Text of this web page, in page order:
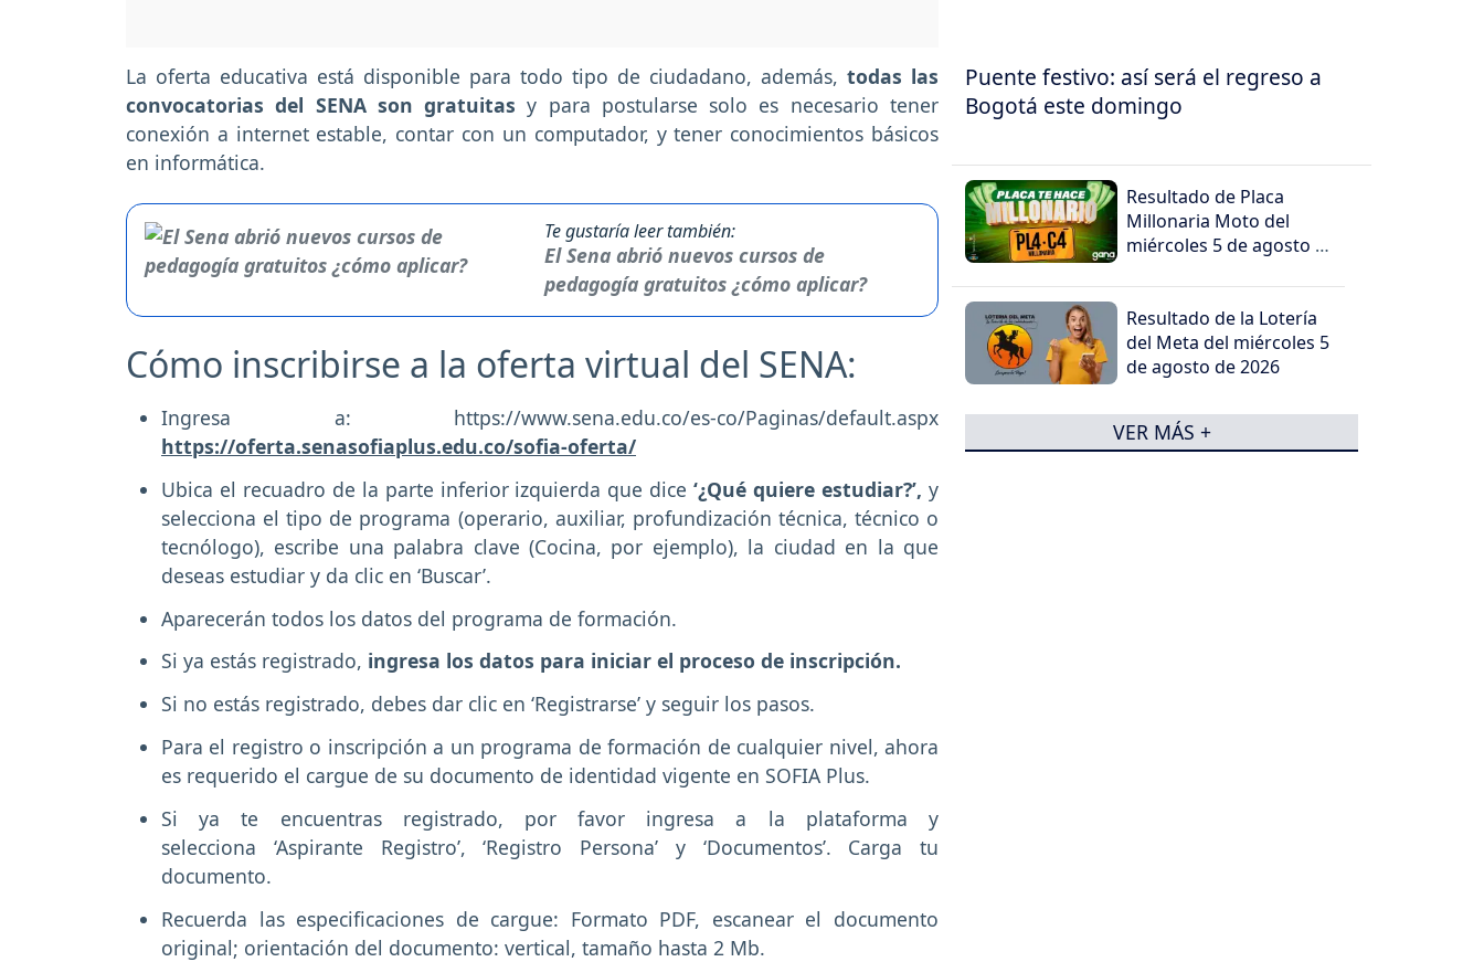
La oferta educativa está disponible para todo tipo de ciudadano, además, todas las
convocatorias del SENA son gratuitas y para postularse solo es necesario tener
conexión a internet estable, contar con un computador, y tener conocimientos básicos
en informática.
Te gustaría leer también:
El Sena abrió nuevos cursos de
pedagogía gratuitos ¿cómo aplicar?
Cómo inscribirse a la oferta virtual del SENA:
Ingresa a: https://www.sena.edu.co/es-co/Paginas/default.aspx
https://oferta.senasofiaplus.edu.co/sofia-oferta/
Ubica el recuadro de la parte inferior izquierda que dice‘¿Qué quiere estudiar?’,y
selecciona el tipo de programa (operario, auxiliar, profundización técnica, técnico o
tecnólogo), escribe una palabra clave (Cocina, por ejemplo), la ciudad en la que
deseas estudiar y da clic en ‘Buscar’.
Aparecerán todos los datos del programa de formación.
Si ya estás registrado, ingresa los datos para iniciar el proceso de inscripción.
Si no estás registrado, debes dar clic en ‘Registrarse’ y seguir los pasos.
Para el registro o inscripción a un programa de formación de cualquier nivel, ahora
es requerido el cargue de su documento de identidad vigente en SOFIA Plus.
Si ya te encuentras registrado, por favor ingresa a la plataforma y
selecciona ‘Aspirante Registro’, ‘Registro Persona’ y ‘Documentos’. Carga tu
documento.
Recuerda las especificaciones de cargue: Formato PDF, escanear el documento
original; orientación del documento: vertical, tamaño hasta 2 Mb.
Puente festivo: así será el regreso a
Bogotá este domingo
Resultado de Placa
Millonaria Moto del
miércoles 5 de agosto de
Resultado de la Lotería
del Meta del miércoles 5
de agosto de 2026
VER MÁS +